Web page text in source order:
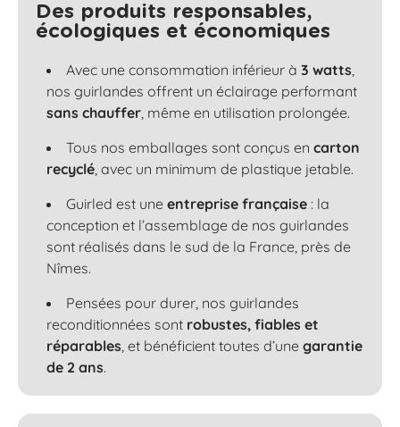
Des produits responsables,
écologiques et économiques
Avec une consommation inférieur à 3 watts
nos guirlandes offrent un éclairage performant
sans chauffer , même en utilisation prolongée.
Tous nos emballages sont conçus en carton
recyclé , avec un minimum de plastique jetable.
Guirled est une entreprise française : la
conception et l’assemblage de nos guirlandes
sont réalisés dans le sud de la France, près de
Nîmes.
Pensées pour durer, nos guirlandes
reconditionnées sont robustes, fiables et
réparables , et bénéficient toutes d’une garantie
de 2 ans.